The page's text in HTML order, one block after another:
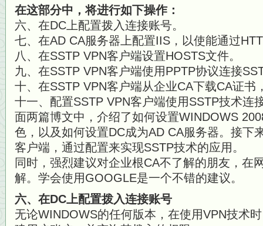
在这部分中，将进行如下操作：
六、在DC上配置拨入连接账号。
七、在AD CA服务器上配置IIS，以使能通过
八、在SSTP VPN客户端设置HOSTS文件。
九、在SSTP VPN客户端使用PPTP协议连接
十、在SSTP VPN客户端从企业CA下载CA证书
十一、配置SSTP VPN客户端使用SSTP技术连
面两篇博文中，介绍了如何设置WINDOWS
色，以及如何设置DC成为AD CA服务器。接下
客户端，通过配置来实现SSTP技术的应用。
同时，强烈建议对企业根CA不了解的朋友，在
解。学会使用GOOGLE是一个不错的建议。
六、在DC上配置拨入连接账号
无论WINDOWS的任何版本，在使用VPN技术